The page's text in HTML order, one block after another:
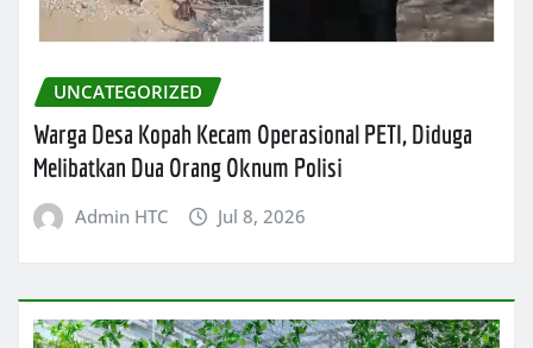
UNCATEGORIZED
Warga Desa Kopah Kecam Operasional PETI, Diduga
Melibatkan Dua Orang Oknum Polisi
Admin HTC Jul 8, 2026